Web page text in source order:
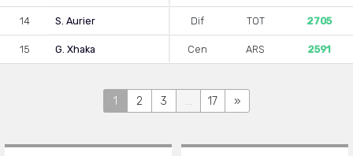
14 S. Aurier Dif TOT 2705
15 G. Xhaka Cen ARS 2591
1 2 3 ... 17 »